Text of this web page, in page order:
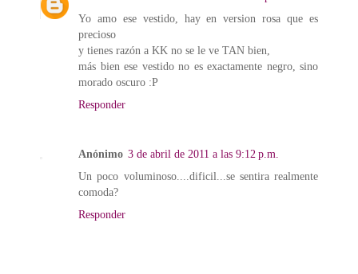
Yo amo ese vestido, hay en version rosa que es
precioso
y tienes razón a KK no se le ve TAN bien,
más bien ese vestido no es exactamente negro, sino
morado oscuro :P
Responder
Anónimo 3 de abril de 2011 a las 9:12 p.m.
Un poco voluminoso....dificil...se sentira realmente
comoda?
Responder